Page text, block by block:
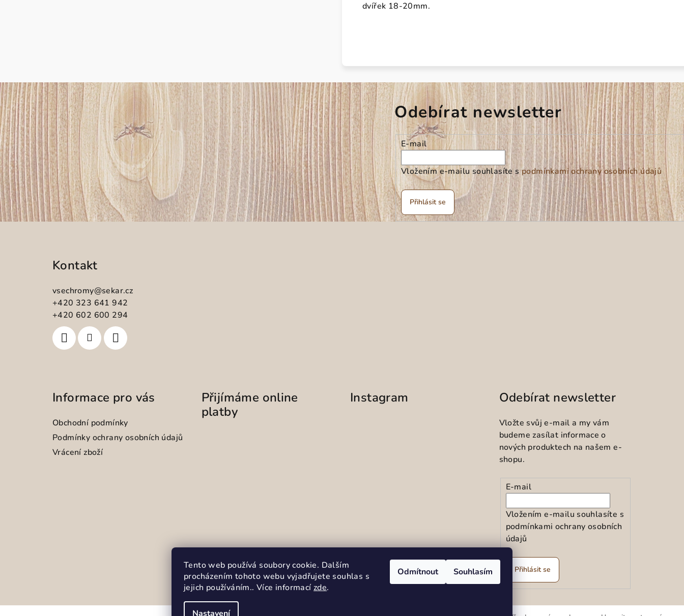
Tento web používá soubory cookie. Dalším
procházením tohoto webu vyjadřujete souhlas s
jejich používáním.. Více informací zde.
Nastavení
Odmítnout Souhlasím
dvířek 18-20mm.
Odebírat newsletter
E-mail
Vložením e-mailu souhlasíte spodmínkami ochrany osobních údajů
Přihlásit se
Kontakt
vsechromy@sekar.cz
+420 323 641 942
+420 602 600 294
Informace pro vás
Obchodní podmínky
Podmínky ochrany osobních údajů
Vrácení zboží
Přijímáme online
platby
Instagram
Sledovat na Instagramu
Odebírat newsletter
Vložte svůj e-mail a my vám
budeme zasílat informace o
nových produktech na našem e-
shopu.
E-mail
Vložením e-mailu souhlasíte s
podmínkami ochrany osobních
údajů
Přihlásit se